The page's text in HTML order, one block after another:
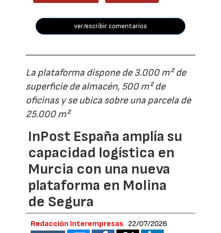
ver/escribir comentarios
La plataforma dispone de 3.000 m² de
superficie de almacén, 500 m² de
oficinas y se ubica sobre una parcela de
25.000 m²
InPost España amplía su
capacidad logística en
Murcia con una nueva
plataforma en Molina
de Segura
Redacción Interempresas 22/07/2026